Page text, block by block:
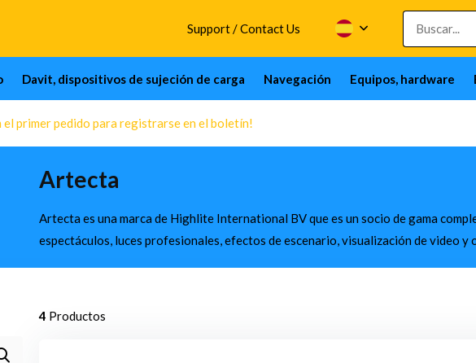
Support / Contact Us
Davit, dispositivos de sujeción de carga Navegación Equipos, hardware
el primer pedido para registrarse en el boletín!
Artecta
Artecta es una marca de Highlite International BV que es un socio de gama
espectáculos, luces profesionales, efectos de escenario, visualización de video
4 Productos